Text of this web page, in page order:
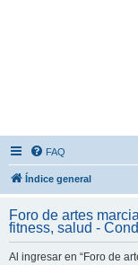
FAQ
Índice general
Foro de artes
fitness, salud -
Al ingresar en “Foro de